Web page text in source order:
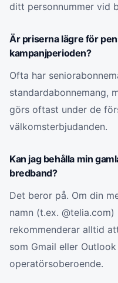
ditt personnummer vid
Är priserna lägre för
kampanjperioden?
Ofta har
standardabonnemang,
görs oftast under de
välkomsterbjudanden.
Kan jag behålla min
bredband?
Det beror på. Om din
namn (t.ex.
rekommenderar alltid
som Gmail eller
operatörsoberoende.